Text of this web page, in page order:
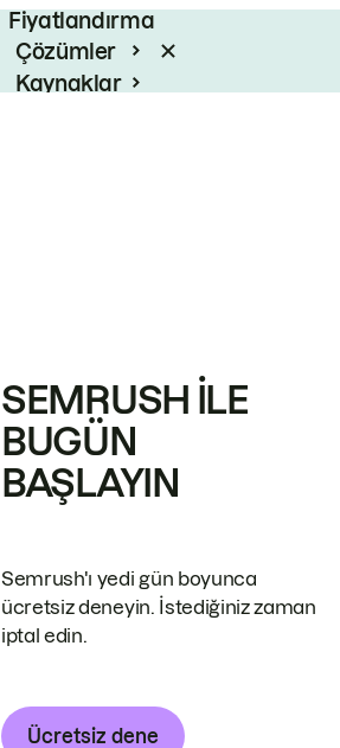
Fiyatlandırma
Çözümler
Kaynaklar
SEMRUSH ILE
BUGÜN
BAŞLAYIN
Semrush'ı yedi gün boyunca
ücretsiz deneyin. İstediğiniz zaman
iptal edin.
Ücretsiz dene